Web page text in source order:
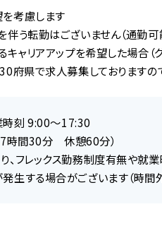
考慮します
う転勤はございません（通勤
ャリアアップを希望した場合
府県で求人募集しておりますの
刻 9:00～17:30
7時間30分 休憩60分）
、フレックス勤務制度有無や就
生する場合がございます（時間